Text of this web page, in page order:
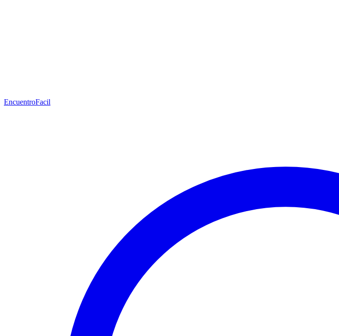
EncuentroFacil